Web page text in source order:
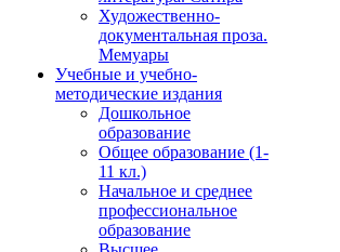
Художественно-
документальная проза.
Мемуары
Учебные и учебно-
методические издания
Дошкольное
образование
Общее образование (1-
11 кл.)
Начальное и среднее
профессиональное
образование